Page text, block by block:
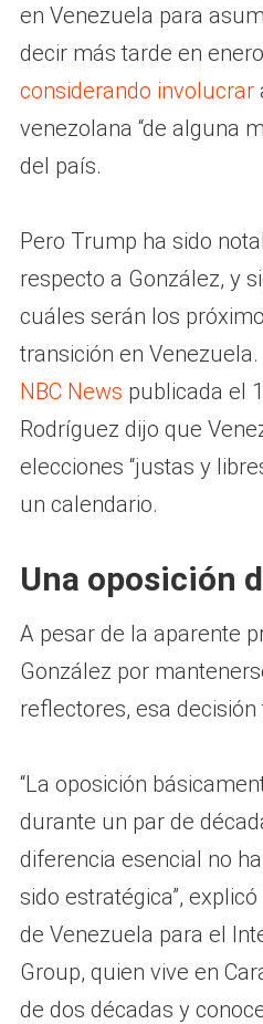
en Venezuela para
decir más tarde en
considerando involucrar
venezolana “de alguna
del país.
Pero Trump ha sido
respecto a González, y
cuáles serán los
transición en Venezuela.
NBC News publicada el
Rodríguez dijo que
elecciones “justas y
un calendario.
Una oposición
A pesar de la aparente
González por
reflectores, esa decisión
“La oposición
durante un par de
diferencia esencial no
sido estratégica”,
de Venezuela para el
Group, quien vive en
de dos décadas y